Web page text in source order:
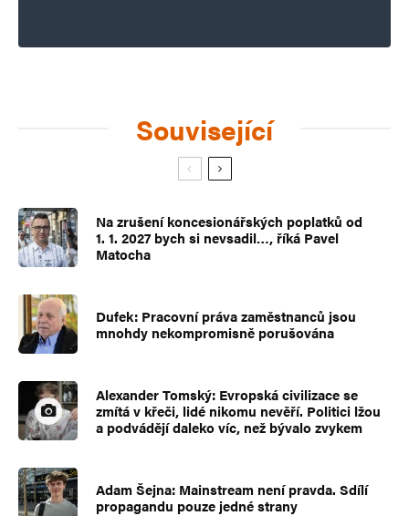
Související
Na zrušení koncesionářských poplatků od
1. 1. 2027 bych si nevsadil…, říká Pavel
Matocha
Dufek: Pracovní práva zaměstnanců jsou
mnohdy nekompromisně porušována
Alexander Tomský: Evropská civilizace se
zmítá v křeči, lidé nikomu nevěří. Politici lžou
a podvádějí daleko víc, než bývalo zvykem
Adam Šejna: Mainstream není pravda. Sdílí
propagandu pouze jedné strany